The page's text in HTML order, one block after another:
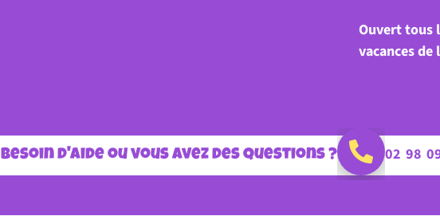
Ouvert tous
vacances de
Besoin d'aide ou vous avez des questions ? 02 98